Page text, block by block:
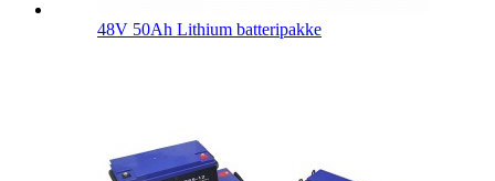
48V 50Ah Lithium batteripakke